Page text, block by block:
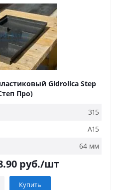
Gidrolica Step
Про)
315
A15
64 мм
руб./шт
Купить